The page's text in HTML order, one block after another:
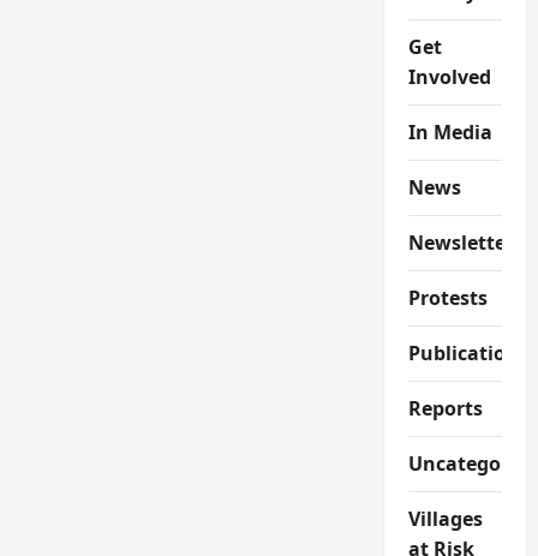
Get
Involved
In Media
News
Newsletter
Protests
Publications
Reports
Villages
at Risk